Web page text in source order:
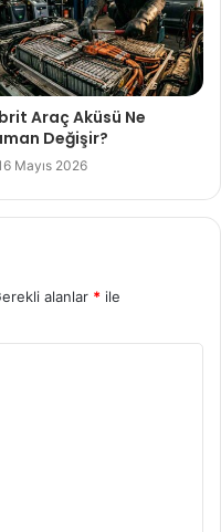
Araç Aküsü Ne
Değişir?
Mayıs 2026
alanlar * ile